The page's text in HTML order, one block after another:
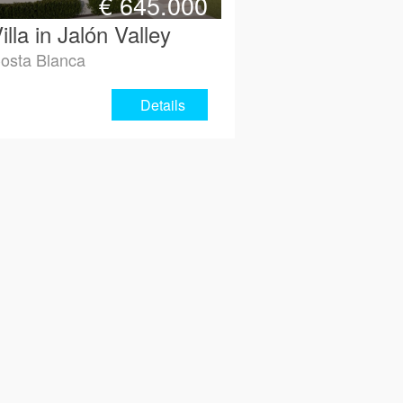
in Jalón Valley
Blanca
Details